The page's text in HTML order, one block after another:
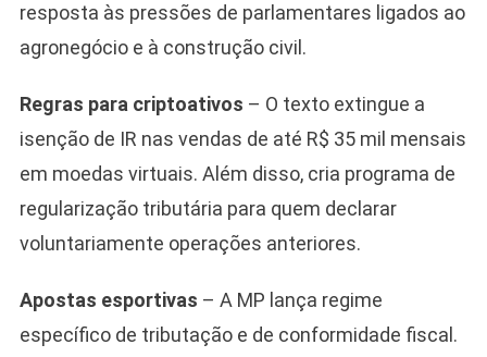
resposta às pressões de parlamentares ligados ao
agronegócio e à construção civil.
Regras para criptoativos – O texto extingue a
isenção de IR nas vendas de até R$ 35 mil mensais
em moedas virtuais. Além disso, cria programa de
regularização tributária para quem declarar
voluntariamente operações anteriores.
Apostas esportivas – A MP lança regime
específico de tributação e de conformidade fiscal.
Camiseta Camisa
2026 Pátria Brasil 6 X
10,00 S/JUROS
R$60,00R$99,00 -39%
LIVRE